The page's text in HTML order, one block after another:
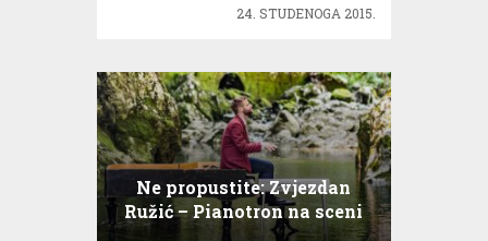
24. STUDENOGA 2015.
Ne propustite: Zvjezdan
Ružić – Pianotron na sceni
INK